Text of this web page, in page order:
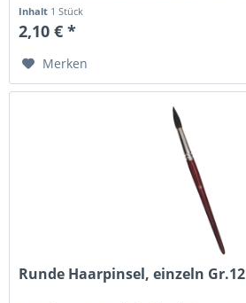
Inhalt 1 Stück
2,10 € *
Merken
Runde Haarpinsel, einzeln Gr.12